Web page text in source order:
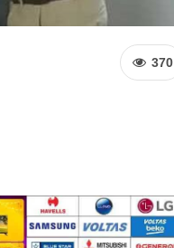
370